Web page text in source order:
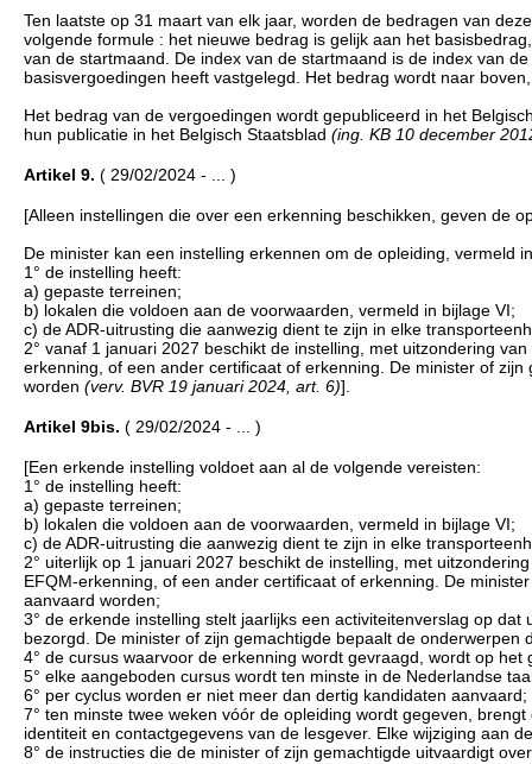
Ten laatste op 31 maart van elk jaar, worden de bedragen van
volgende formule : het nieuwe bedrag is gelijk aan het
van de startmaand. De index van de startmaand is de index van
basisvergoedingen heeft vastgelegd. Het bedrag wordt naar
Het bedrag van de vergoedingen wordt gepubliceerd in het
hun publicatie in het Belgisch Staatsblad (ing. KB 10 december
Artikel 9. ( 29/02/2024 - ... )
[Alleen instellingen die over een erkenning beschikken, geven de
De minister kan een instelling erkennen om de opleiding,
1° de instelling heeft:
a) gepaste terreinen;
b) lokalen die voldoen aan de voorwaarden, vermeld in bijlage VI;
c) de ADR-uitrusting die aanwezig dient te zijn in elke
2° vanaf 1 januari 2027 beschikt de instelling, met uitzondering
erkenning, of een ander certificaat of erkenning. De minister of
worden (verv. BVR 19 januari 2024, art. 6)].
Artikel 9bis. ( 29/02/2024 - ... )
[Een erkende instelling voldoet aan al de volgende vereisten:
1° de instelling heeft:
a) gepaste terreinen;
b) lokalen die voldoen aan de voorwaarden, vermeld in bijlage VI;
c) de ADR-uitrusting die aanwezig dient te zijn in elke
2° uiterlijk op 1 januari 2027 beschikt de instelling, met
EFQM-erkenning, of een ander certificaat of erkenning. De
aanvaard worden;
3° de erkende instelling stelt jaarlijks een activiteitenverslag op
bezorgd. De minister of zijn gemachtigde bepaalt de
4° de cursus waarvoor de erkenning wordt gevraagd, wordt op
5° elke aangeboden cursus wordt ten minste in de Nederlandse
6° per cyclus worden er niet meer dan dertig kandidaten aanvaard;
7° ten minste twee weken vóór de opleiding wordt gegeven,
identiteit en contactgegevens van de lesgever. Elke wijziging aan
8° de instructies die de minister of zijn gemachtigde uitvaardigt